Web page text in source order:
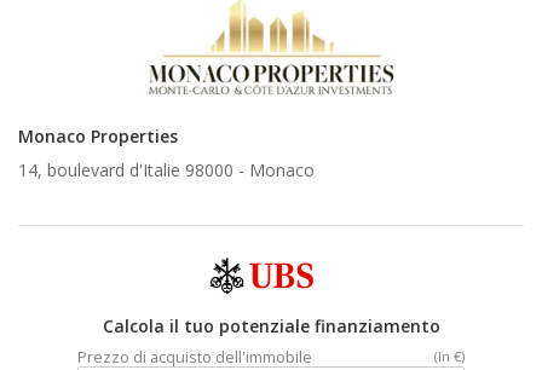
Monaco Properties
14, boulevard d'Italie 98000 - Monaco
Calcola il tuo potenziale finanziamento
Prezzo di acquisto dell'immobile (In €)